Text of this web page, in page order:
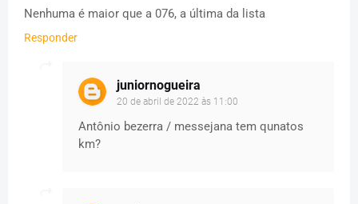
Nenhuma é maior que a 076, a última da lista
Responder
juniornogueira
20 de abril de 2022 às 11:00
Antônio bezerra / messejana tem qunatos
km?